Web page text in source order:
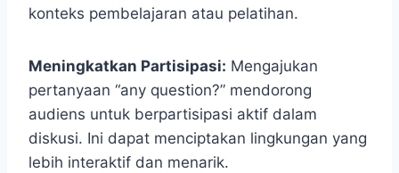
konteks pembelajaran atau pelatihan.
Meningkatkan Partisipasi: Mengajukan
pertanyaan “any question?” mendorong
audiens untuk berpartisipasi aktif dalam
diskusi. Ini dapat menciptakan lingkungan yang
lebih interaktif dan menarik.